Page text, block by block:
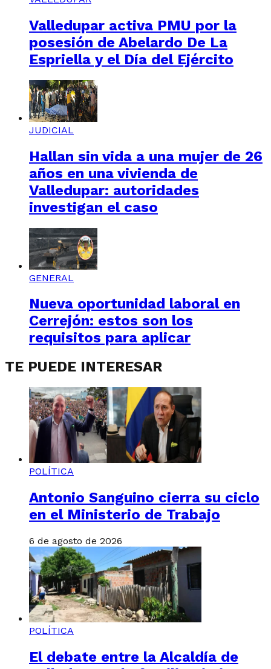
Valledupar activa PMU por la
posesión de Abelardo De La
Espriella y el Día del Ejército
JUDICIAL
Hallan sin vida a una mujer de 26
años en una vivienda de
Valledupar: autoridades
investigan el caso
GENERAL
Nueva oportunidad laboral en
Cerrejón: estos son los
requisitos para aplicar
TE PUEDE INTERESAR
POLÍTICA
Antonio Sanguino cierra su ciclo
en el Ministerio de Trabajo
6 de agosto de 2026
POLÍTICA
El debate entre la Alcaldía de